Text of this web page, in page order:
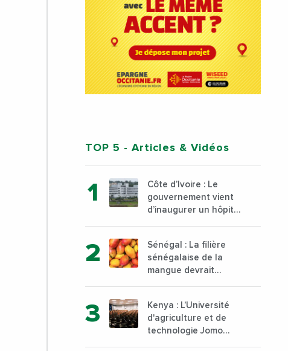
TOP 5 - Articles & Vidéos
Côte d’Ivoire : Le
gouvernement vient
d’inaugurer un hôpital
au sud du pays
Sénégal : La filière
sénégalaise de la
mangue devrait
000 tonnes produites
Kenya : L’Université
d'agriculture et de
technologie Jomo